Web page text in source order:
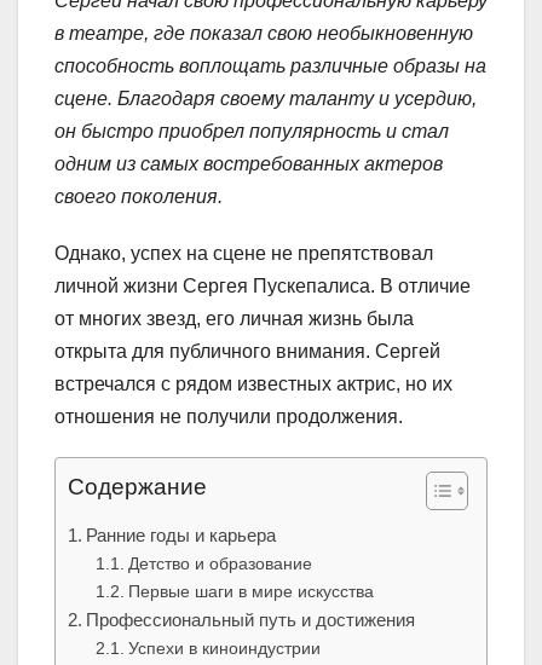
в театре, где показал свою необыкновенную
способность воплощать различные образы на
сцене. Благодаря своему таланту и усердию,
он быстро приобрел популярность и стал
одним из самых востребованных актеров
своего поколения.
Однако, успех на сцене не препятствовал
личной жизни Сергея Пускепалиса. В отличие
от многих звезд, его личная жизнь была
открыта для публичного внимания. Сергей
встречался с рядом известных актрис, но их
отношения не получили продолжения.
Содержание
Ранние годы и карьера
Детство и образование
Первые шаги в мире искусства
Профессиональный путь и достижения
Успехи в киноиндустрии